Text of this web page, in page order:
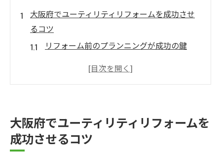
大阪府でユーティリティリフォームを成功させ
るコツ
リフォーム前のプランニングが成功の鍵
ユーティリティ空間の動線改善ポイント
理想のユーティリティ空間実現手順
ユーティリティ空間のリフォームなら大阪府が
大阪府でユーティリティリフォームを
成功させるコツ